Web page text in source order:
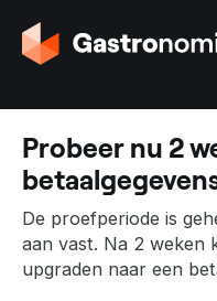
G
a
a
a
r
d
e
h
o
Probeer nu 2
De proefperiode is
aan vast. Na 2 weken
upgraden naar een